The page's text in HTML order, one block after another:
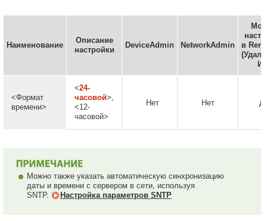
Наименование
Описание
настройки
DeviceAdmin NetworkAdmin
в
<Формат
времени>
<24-
часовой>,
<12-
часовой>
Нет Нет
Можно также указать автоматическую синхронизацию
даты и времени с сервером в сети, используя
SNTP.
Настройка параметров SNTP